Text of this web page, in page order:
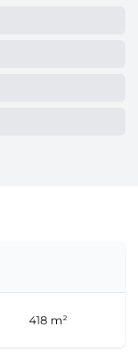
418 m²